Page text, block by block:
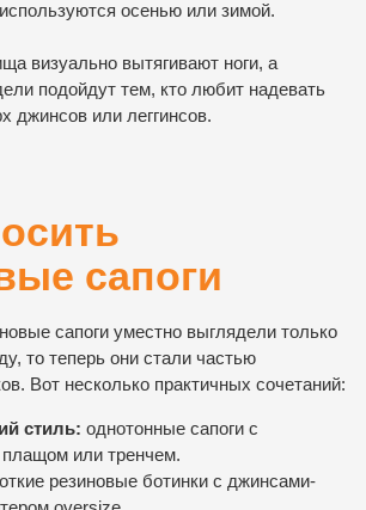
осенью или зимой.
визуально вытягивают ноги, а
подойдут тем, кто любит надевать
джинсов или леггинсов.
сапоги
сапоги уместно выглядели только
то теперь они стали частью
Вот несколько практичных сочетаний:
стиль: однотонные сапоги с
или тренчем.
резиновые ботинки с джинсами-